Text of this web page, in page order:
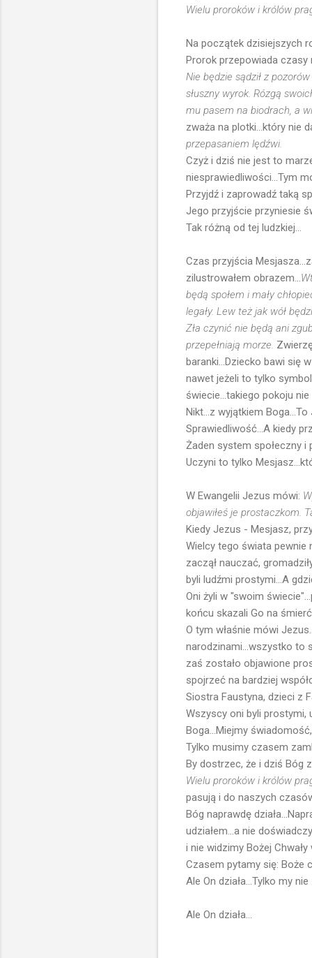
Wielu proroków i królów
Na początek dzisiejszych
Prorok przepowiada czasy
Nie będzie sądził z
słuszny wyrok. Rózgą
mu pasem na biodrach, a
zważa na plotki...który nie
przepasaniem lędźwi.
Czyż i dziś nie jest to
niesprawiedliwości...Tym
Przyjdź i zaprowadź taką
Jego przyjście przyniesie
Tak różną od tej ludzkiej...
Czas przyjścia
zilustrowałem obrazem...
będą społem i mały
legały. Lew też jak wół
Zła czynić nie będą ani
przepełniają morze.
baranki...Dziecko bawi się
nawet jeżeli to tylko
świecie...takiego pokoju nie
Nikt...z wyjątkiem
Sprawiedliwość...A kiedy
Żaden system społeczny i
Uczyni to tylko
W Ewangelii Jezus mówi:
objawiłeś je prostaczkom.
Kiedy Jezus - Mesjasz,
Wielcy tego świata pewnie
zaczął nauczać,
byli ludźmi prostymi...A
Oni żyli w "swoim
końcu skazali Go na śmierć...
O tym właśnie mówi
narodzinami...wszystko to
zaś zostało objawione
spojrzeć na bardziej
Siostra Faustyna, dzieci z
Wszyscy oni byli prostymi,
Boga...Miejmy
Tylko musimy czasem
By dostrzec, że i dziś Bóg
Wielu proroków i królów
pasują i do naszych
Bóg naprawdę
udziałem...a nie
i nie widzimy Bożej
Czasem pytamy się: Boże
Ale On działa...Tylko my
Ale On działa...